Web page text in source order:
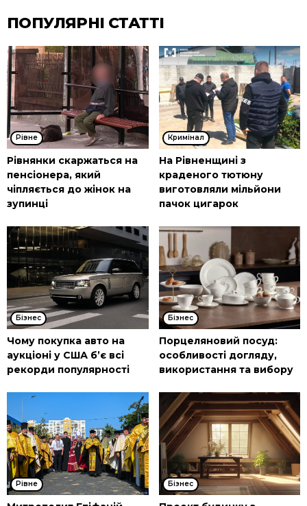
ПОПУЛЯРНІ СТАТТІ
Рівне
Рівнянки скаржаться на
пенсіонера, який
чіпляється до жінок на
зупинці
Кримінал
На Рівненщині з
краденого тютюну
виготовляли мільйони
пачок цигарок
Бізнес
Чому покупка авто на
аукціоні у США б’є всі
рекорди популярності
Бізнес
Порцеляновий посуд:
особливості догляду,
використання та вибору
Рівне Бізнес